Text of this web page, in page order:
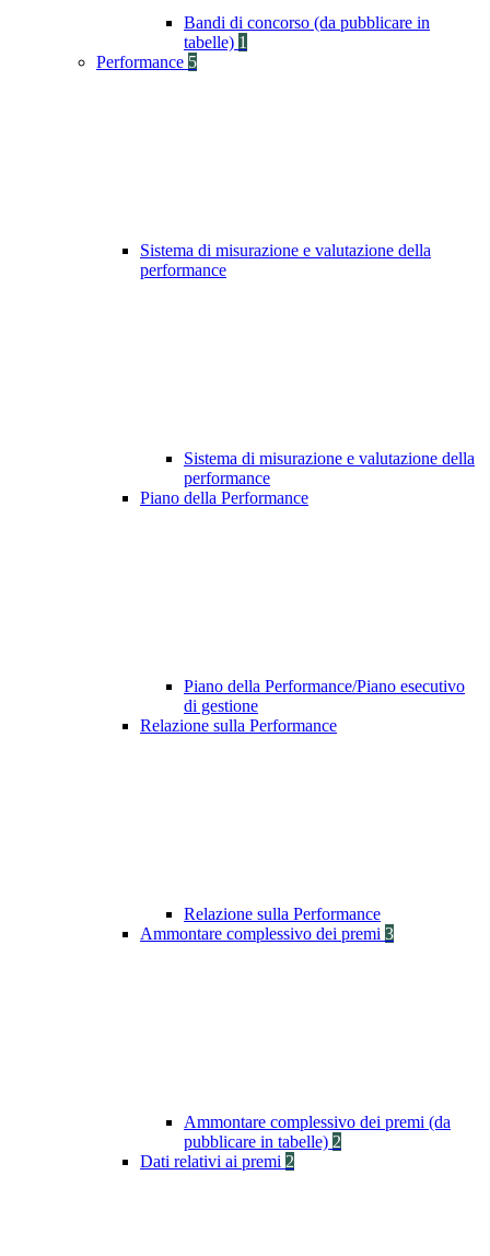
Bandi di concorso (da pubblicare in
tabelle) 1
Performance 5
Sistema di misurazione e valutazione della
performance
Sistema di misurazione e valutazione della
performance
Piano della Performance
Piano della Performance/Piano esecutivo
di gestione
Relazione sulla Performance
Relazione sulla Performance
Ammontare complessivo dei premi 3
Ammontare complessivo dei premi (da
pubblicare in tabelle) 2
Dati relativi ai premi 2